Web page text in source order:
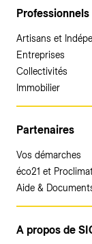
Professionnels
Artisans et
Entreprises
Collectivités
Immobilier
Partenaires
Vos démarches
éco21 et
Aide &
A propos de